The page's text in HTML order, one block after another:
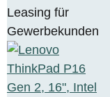
Leasing für
Gewerbekunden